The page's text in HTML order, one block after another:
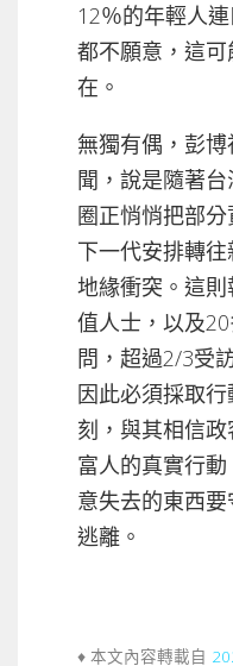
12％的年輕人
都不願意，這
在。
無獨有偶，彭
聞，說是隨著
圈正悄悄把部
下一代安排轉
地緣衝突。這
值人士，以及
問，超過2/3受
因此必須採取
刻，與其相信
富人的真實行
意失去的東西
逃離。
♦ 本文內容轉載自